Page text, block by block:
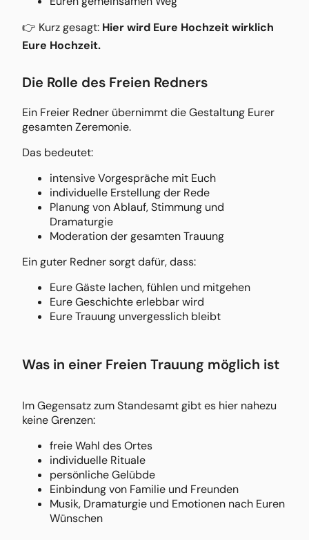
👉 Kurz gesagt: Hier wird Eure Hochzeit wirklich
Eure Hochzeit.
Die Rolle des Freien Redners
Ein Freier Redner übernimmt die Gestaltung Eurer
gesamten Zeremonie.
Das bedeutet:
intensive Vorgespräche mit Euch
individuelle Erstellung der Rede
Planung von Ablauf, Stimmung und
Dramaturgie
Moderation der gesamten Trauung
Ein guter Redner sorgt dafür, dass:
Eure Gäste lachen, fühlen und mitgehen
Eure Geschichte erlebbar wird
Eure Trauung unvergesslich bleibt
Was in einer Freien Trauung möglich ist
Im Gegensatz zum Standesamt gibt es hier nahezu
keine Grenzen:
freie Wahl des Ortes
individuelle Rituale
persönliche Gelübde
Einbindung von Familie und Freunden
Musik, Dramaturgie und Emotionen nach Euren
Wünschen